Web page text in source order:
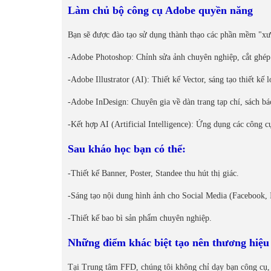
Làm chủ bộ công cụ Adobe quyền năng
Bạn sẽ được đào tạo sử dụng thành thạo các phần mềm
-Adobe Photoshop: Chỉnh sửa ảnh chuyên nghiệp, cắt
-Adobe Illustrator (AI): Thiết kế Vector, sáng tạo thiết kế
-Adobe InDesign: Chuyên gia về dàn trang tạp chí, sách
-Kết hợp AI (Artificial Intelligence): Ứng dụng các công
Sau kháo học bạn có thể:
-Thiết kế Banner, Poster, Standee thu hút thị giác.
-Sáng tạo nội dung hình ảnh cho Social Media
-Thiết kế bao bì sản phẩm chuyên nghiệp.
Những điểm khác biệt tạo nên thương
Tại Trung tâm FFD, chúng tôi không chỉ dạy bạn công